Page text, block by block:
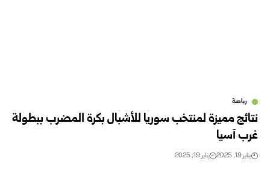
رياضة
نتائج مميزة لمنتخب سوريا للأشبال بكرة المضرب ببطولة
غرب آسيا
يناير 19, 2025 يناير 19, 2025